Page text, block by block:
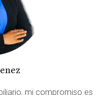
tienden a mantener su
con el tiempo,
República
creciendo.
Dominicana
mi compromiso es